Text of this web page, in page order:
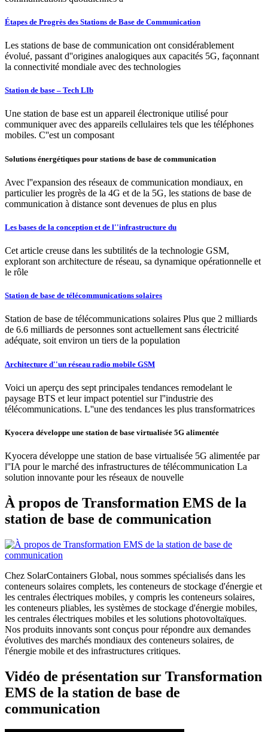
Étapes de Progrès des Stations de Base de Communication
Les stations de base de communication ont considérablement
évolué, passant d''origines analogiques aux capacités 5G, façonnant
la connectivité mondiale avec des technologies
Station de base – Tech LIb
Une station de base est un appareil électronique utilisé pour
communiquer avec des appareils cellulaires tels que les téléphones
mobiles. C''est un composant
Solutions énergétiques pour stations de base de communication
Avec l''expansion des réseaux de communication mondiaux, en
particulier les progrès de la 4G et de la 5G, les stations de base de
communication à distance sont devenues de plus en plus
Les bases de la conception et de l''infrastructure du
Cet article creuse dans les subtilités de la technologie GSM,
explorant son architecture de réseau, sa dynamique opérationnelle et
le rôle
Station de base de télécommunications solaires
Station de base de télécommunications solaires Plus que 2 milliards
de 6.6 milliards de personnes sont actuellement sans électricité
adéquate, soit environ un tiers de la population
Architecture d''un réseau radio mobile GSM
Voici un aperçu des sept principales tendances remodelant le
paysage BTS et leur impact potentiel sur l''industrie des
télécommunications. L''une des tendances les plus transformatrices
Kyocera développe une station de base virtualisée 5G alimentée
Kyocera développe une station de base virtualisée 5G alimentée par
l''IA pour le marché des infrastructures de télécommunication La
solution innovante pour les réseaux de nouvelle
À propos de Transformation EMS de la
station de base de communication
Chez SolarContainers Global, nous sommes spécialisés dans les
conteneurs solaires complets, les conteneurs de stockage d'énergie et
les centrales électriques mobiles, y compris les conteneurs solaires,
les conteneurs pliables, les systèmes de stockage d'énergie mobiles,
les centrales électriques mobiles et les solutions photovoltaïques.
Nos produits innovants sont conçus pour répondre aux demandes
évolutives des marchés mondiaux des conteneurs solaires, de
l'énergie mobile et des infrastructures critiques.
Vidéo de présentation sur Transformation
EMS de la station de base de
communication